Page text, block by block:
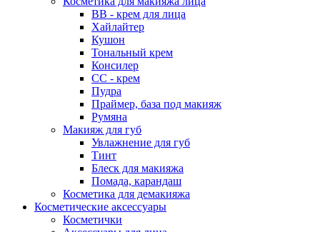
ВВ - крем для лица
Хайлайтер
Кушон
Тональный крем
Консилер
СС - крем
Пудра
Праймер, база под макияж
Румяна
Макияж для губ
Увлажнение для губ
Тинт
Блеск для макияжа
Помада, карандаш
Косметика для демакияжа
Косметические аксессуары
Косметички